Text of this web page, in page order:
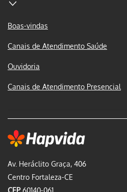
Av. Heráclito Graça, 406
Centro Fortaleza-CE
Boas-vindas
Canais de Atendimento Saúde
Ouvidoria
Canais de Atendimento Presencial